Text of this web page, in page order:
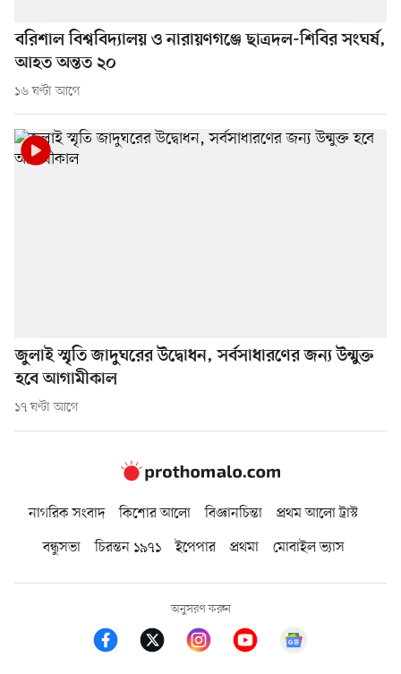
বরিশাল বিশ্ববিদ্যালয় ও নারায়ণগঞ্জে ছাত্রদল-শিবির সংঘর্ষ,
আহত অন্তত ২০
১৬ ঘণ্টা আগে
জুলাই স্মৃতি জাদুঘরের উদ্বোধন, সর্বসাধারণের জন্য উন্মুক্ত
হবে আগামীকাল
১৭ ঘণ্টা আগে
নাগরিক সংবাদ কিশোর আলো বিজ্ঞানচিন্তা
প্রথম আলো ট্রাস্ট
বন্ধুসভা
চিরন্তন ১৯৭১ ইপেপার প্রথমা মোবাইল ভ্যাস
অনুসরণ করুন